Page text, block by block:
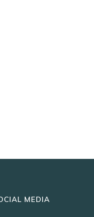
MEDIA